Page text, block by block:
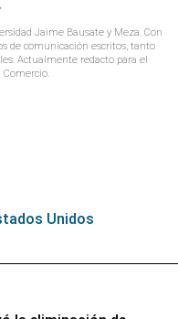
Jaime Bausate y Meza. Con
de comunicación escritos, tanto
Actualmente redacto para el
Comercio.
Unidos